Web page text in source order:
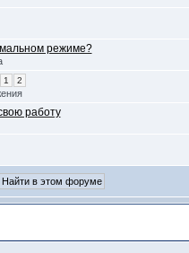
режиме?
1 2
работу